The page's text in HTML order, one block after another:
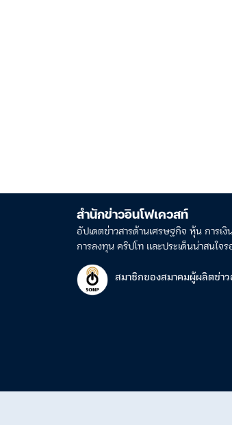
สำนักข่าวอินโฟเควสท์
อัปเดตข่าวสารด้านเศรษฐกิจ หุ้น การเงิ
การลงทุน คริปโท และประเด็นน่าสนใจ
สมาชิกของสมาคมผู้ผลิตข่า